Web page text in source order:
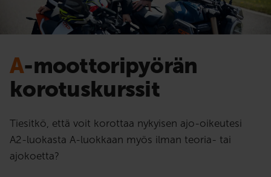
A-moottoripyörän
korotuskurssit
Tiesitkö, että voit korottaa nykyisen ajo-oikeutesi
A2-luokasta A-luokkaan myös ilman teoria- tai
ajokoetta?